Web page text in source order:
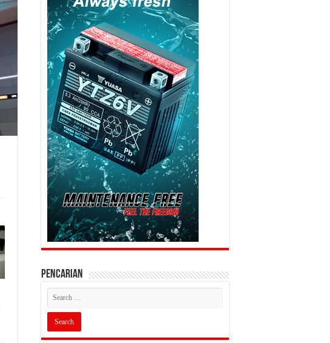
PENCARIAN